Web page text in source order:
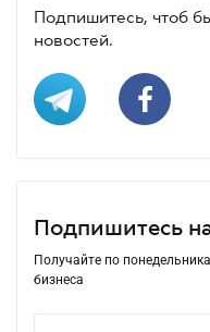
Подпишитесь, чтоб
новостей.
Подпишитесь
Получайте по
бизнеса